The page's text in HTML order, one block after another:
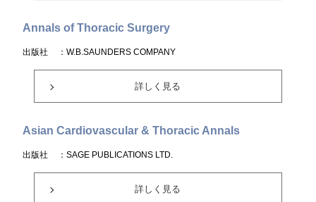
Annals of Thoracic Surgery
出版社 ：W.B.SAUNDERS COMPANY
詳しく見る
Asian Cardiovascular & Thoracic Annals
出版社 ：SAGE PUBLICATIONS LTD.
詳しく見る